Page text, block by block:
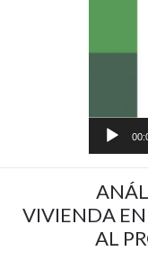
VIVIENDA EN
AL